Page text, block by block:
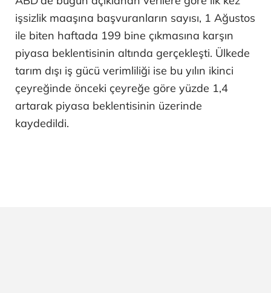
işsizlik maaşına başvuranların sayısı, 1 Ağustos
ile biten haftada 199 bine çıkmasına karşın
piyasa beklentisinin altında gerçekleşti. Ülkede
tarım dışı iş gücü verimliliği ise bu yılın ikinci
çeyreğinde önceki çeyreğe göre yüzde 1,4
artarak piyasa beklentisinin üzerinde
kaydedildi.